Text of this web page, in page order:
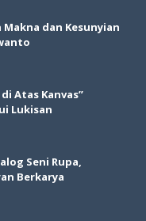
dan Kesunyian
Atas Kanvas”
Lukisan
Seni Rupa,
Berkarya